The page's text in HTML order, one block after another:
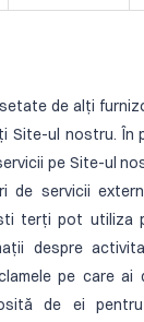
de alți
Site-ul nostru. În
pe Site-ul
de servicii
terți pot utiliza
despre
pe care ai
de ei